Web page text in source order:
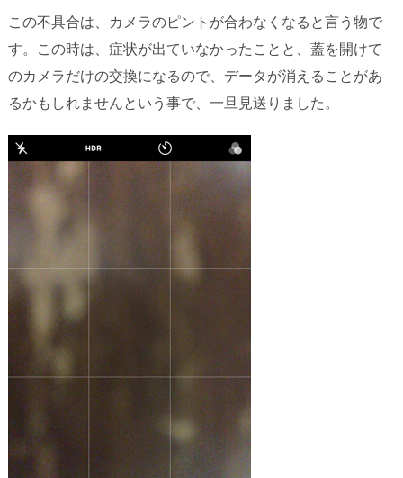
この不具合は、カメラのピントが合わなくなると言う物で
す。この時は、症状が出ていなかったことと、蓋を開けて
のカメラだけの交換になるので、データが消えることがあ
るかもしれませんという事で、一旦見送りました。